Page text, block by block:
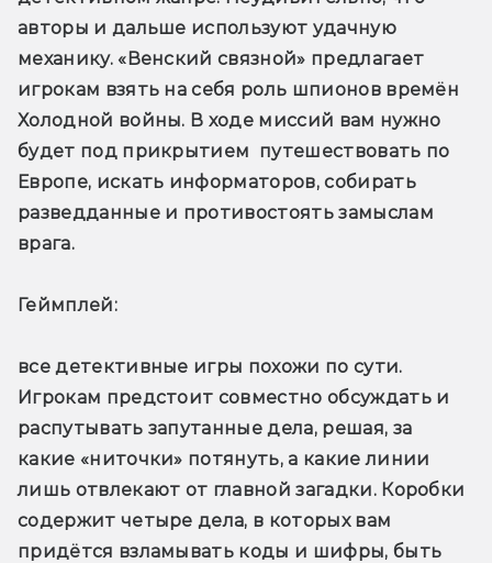
авторы и дальше используют удачную
механику. «Венский связной» предлагает
игрокам взять на себя роль шпионов времён
Холодной войны. В ходе миссий вам нужно
будет под прикрытием  путешествовать по
Европе, искать информаторов, собирать
разведданные и противостоять замыслам
врага.
Геймплей:
все детективные игры похожи по сути.
Игрокам предстоит совместно обсуждать и
распутывать запутанные дела, решая, за
какие «ниточки» потянуть, а какие линии
лишь отвлекают от главной загадки. Коробки
содержит четыре дела, в которых вам
придётся взламывать коды и шифры, быть